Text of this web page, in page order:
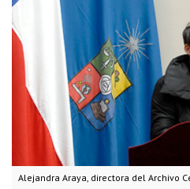
Alejandra Araya, directora del Archivo